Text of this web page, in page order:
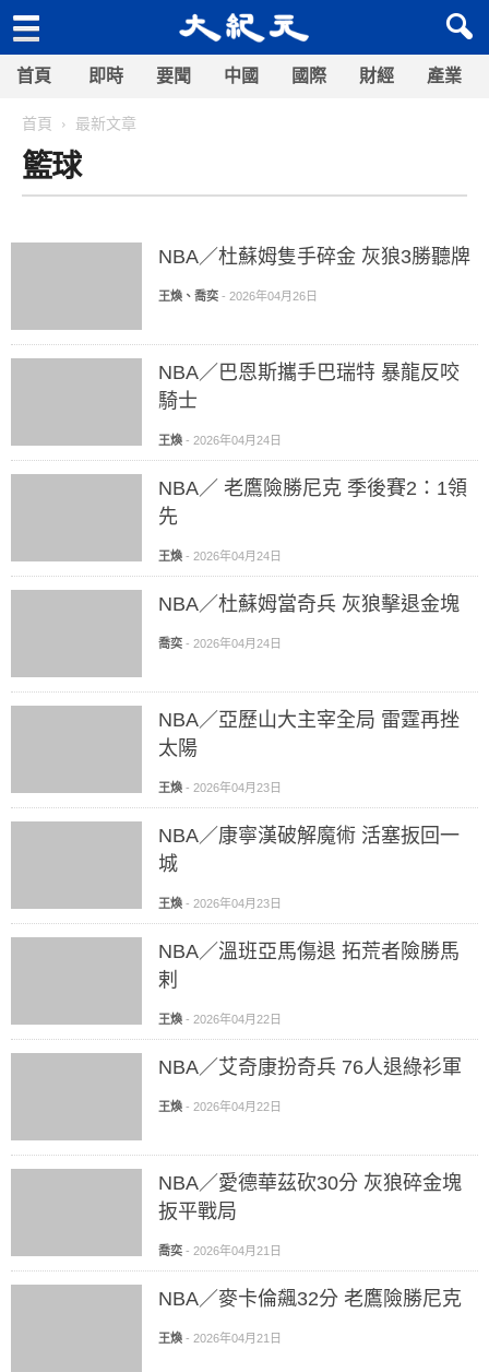
首頁 即時 要聞 中國 國際 財經 產業
首頁 最新文章
籃球
NBA／杜蘇姆隻手碎金 灰狼3勝聽牌
王煥、喬奕 - 2026年04月26日
NBA／巴恩斯攜手巴瑞特 暴龍反咬
騎士
王煥 - 2026年04月24日
NBA／ 老鷹險勝尼克 季後賽2：1領
先
王煥 - 2026年04月24日
NBA／杜蘇姆當奇兵 灰狼擊退金塊
喬奕 - 2026年04月24日
NBA／亞歷山大主宰全局 雷霆再挫
太陽
王煥 - 2026年04月23日
NBA／康寧漢破解魔術 活塞扳回一
城
王煥 - 2026年04月23日
NBA／溫班亞馬傷退 拓荒者險勝馬
剌
王煥 - 2026年04月22日
NBA／艾奇康扮奇兵 76人退綠衫軍
王煥 - 2026年04月22日
NBA／愛德華茲砍30分 灰狼碎金塊
扳平戰局
喬奕 - 2026年04月21日
NBA／麥卡倫飆32分 老鷹險勝尼克
王煥 - 2026年04月21日